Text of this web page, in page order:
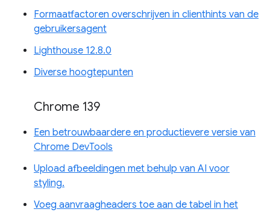
Formaatfactoren overschrijven in clienthints van de
gebruikersagent
Lighthouse 12.8.0
Diverse hoogtepunten
Chrome 139
Een betrouwbaardere en productievere versie van
Chrome DevTools
Upload afbeeldingen met behulp van AI voor
styling.
Voeg aanvraagheaders toe aan de tabel in het